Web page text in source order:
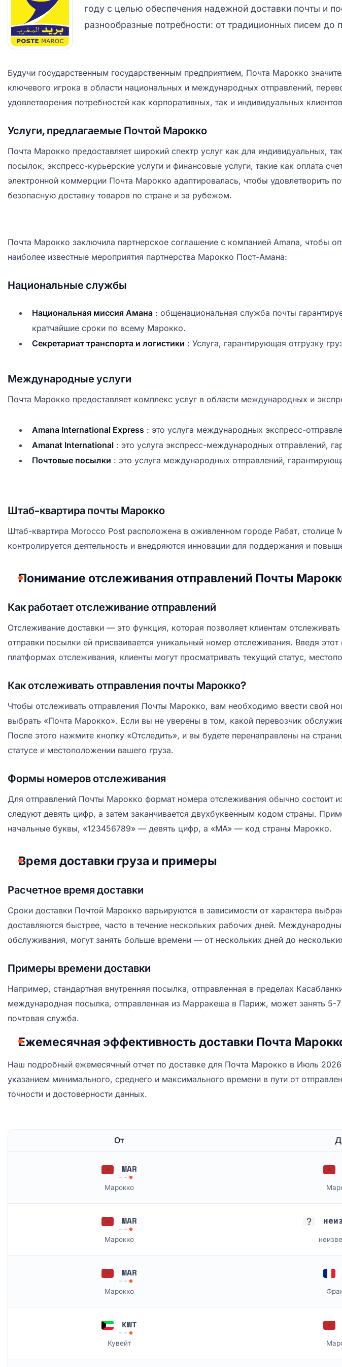
году с целью обеспечения надежной доставки почты и
разнообразные потребности: от традиционных писем
Будучи государственным государственным предприятием, Почта Марокко
ключевого игрока в области национальных и международных отправлений,
удовлетворения потребностей как корпоративных, так и индивидуальных
Услуги, предлагаемые Почтой Марокко
Почта Марокко предоставляет широкий спектр услуг как для индивидуальных,
посылок, экспресс-курьерские услуги и финансовые услуги, такие как оплата
электронной коммерции Почта Марокко адаптировалась, чтобы удовлетворить
безопасную доставку товаров по стране и за рубежом.
Почта Марокко заключила партнерское соглашение с компанией Amana, чтобы
наиболее известные мероприятия партнерства Марокко Пост-Амана:
Национальные службы
Национальная миссия Амана : общенациональная служба почты
кратчайшие сроки по всему Марокко.
Секретариат транспорта и логистики : Услуга, гарантирующая отгрузку
Международные услуги
Почта Марокко предоставляет комплекс услуг в области международных и
Amana International Express : это услуга международных экспресс-
Amanat International : это услуга экспресс-международных отправлений,
Почтовые посылки : это услуга международных отправлений,
Штаб-квартира почты Марокко
Штаб-квартира Morocco Post расположена в оживленном городе Рабат, столице
контролируется деятельность и внедряются инновации для поддержания и
Понимание отслеживания отправлений Почты
Как работает отслеживание отправлений
Отслеживание доставки — это функция, которая позволяет клиентам
отправки посылки ей присваивается уникальный номер отслеживания. Введя
платформах отслеживания, клиенты могут просматривать текущий статус,
Как отслеживать отправления почты Марокко?
Чтобы отслеживать отправления Почты Марокко, вам необходимо ввести свой
выбрать «Почта Марокко». Если вы не уверены в том, какой перевозчик
После этого нажмите кнопку «Отследить», и вы будете перенаправлены на
статусе и местоположении вашего груза.
Формы номеров отслеживания
Для отправлений Почты Марокко формат номера отслеживания обычно состоит
следуют девять цифр, а затем заканчивается двухбуквенным кодом страны.
начальные буквы, «123456789» — девять цифр, а «MA» — код страны Марокко.
Время доставки груза и примеры
Расчетное время доставки
Сроки доставки Почтой Марокко варьируются в зависимости от характера
доставляются быстрее, часто в течение нескольких рабочих дней.
обслуживания, могут занять больше времени — от нескольких дней до
Примеры времени доставки
Например, стандартная внутренняя посылка, отправленная в пределах
международная посылка, отправленная из Марракеша в Париж, может занять
почтовая служба.
Ежемесячная эффективность доставки Почта
Наш подробный ежемесячный отчет по доставке для Почта Марокко в Июль
указанием минимального, среднего и максимального времени в пути от
точности и достоверности данных.
От
MAR
Марокко
MAR
Марокко
MAR
Марокко
KWT
Кувейт